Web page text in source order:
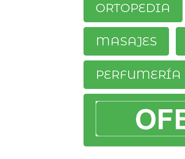
ORTOPEDIA
MASAJES
PERFUMERÍA